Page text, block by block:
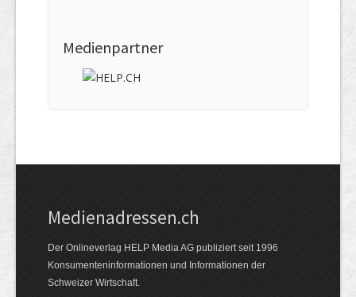
Medienpartner
Medienadressen.ch
Der Onlineverlag HELP Media AG publiziert seit 1996
Konsumenteninformationen und Informationen der
Schweizer Wirtschaft.